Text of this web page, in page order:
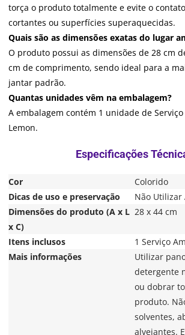
torça o produto totalmente e evite o
cortantes ou superfícies superaquecidas.
Quais são as dimensões exatas do lugar
O produto possui as dimensões de 28 cm
cm de comprimento, sendo ideal para a
jantar padrão.
Quantas unidades vêm na embalagem?
A embalagem contém 1 unidade de
Lemon.
Cor
Colorido
Dicas de uso e preservação
Não Utilizar
Dimensões do produto (A x L
x C)
28 x 44 cm
Itens inclusos
1 Serviço
Mais informações
Utilizar
detergente
ou dobrar
produto.
solventes,
alvejantes.